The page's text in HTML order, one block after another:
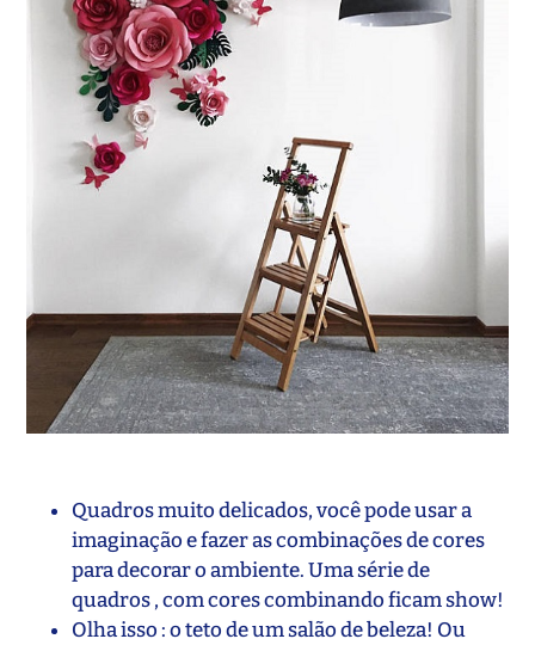
Quadros muito delicados, você pode usar a
imaginação e fazer as combinações de cores
para decorar o ambiente. Uma série de
quadros , com cores combinando ficam show!
Olha isso : o teto de um salão de beleza! Ou